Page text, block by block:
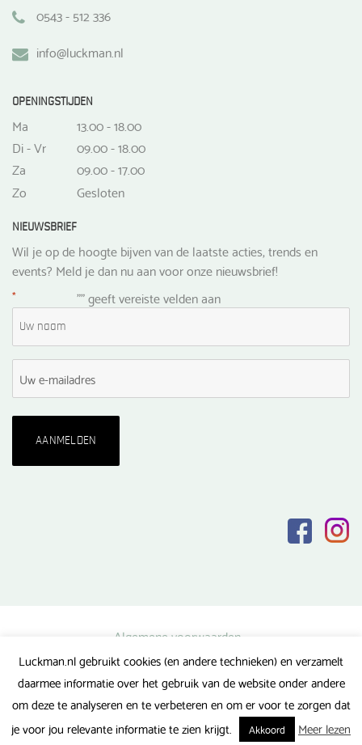
0543 - 512 336
info@luckman.nl
OPENINGSTIJDEN
Ma
13.00 - 18.00
Di - Vr
09.00 - 18.00
Za
09.00 - 17.00
Zo
Gesloten
NIEUWSBRIEF
Wil je op de hoogte bijven van de laatste acties, trends en
events? Meld je dan nu aan voor onze nieuwsbrief!
"
* " geeft vereiste velden aan
Algemene voorwaarden
Privacy verklaring
Veel gestelde vragen
Luckman.nl gebruikt cookies (en andere technieken) en verzamelt
daarmee informatie over het gebruik van de website onder andere
om deze te analyseren en te verbeteren en om er voor te zorgen dat
je voor jou relevante informatie te zien krijgt.
Akkoord Meer lezen